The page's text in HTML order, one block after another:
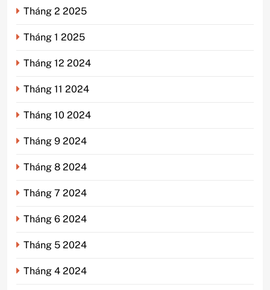
Tháng 2 2025
Tháng 1 2025
Tháng 12 2024
Tháng 11 2024
Tháng 10 2024
Tháng 9 2024
Tháng 8 2024
Tháng 7 2024
Tháng 6 2024
Tháng 5 2024
Tháng 4 2024